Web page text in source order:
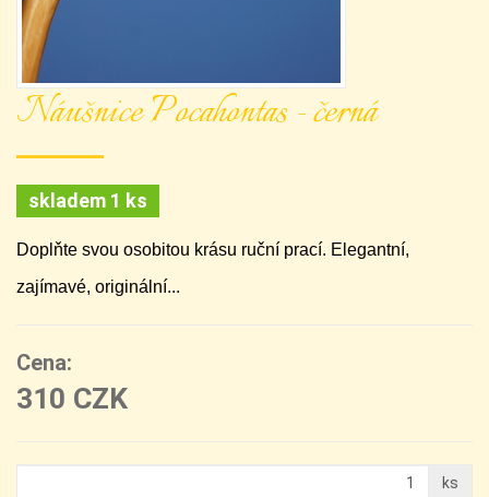
Náušnice Pocahontas - černá
skladem 1 ks
Doplňte svou osobitou krásu ruční prací. Elegantní,
zajímavé, originální...
Cena:
310 CZK
ks